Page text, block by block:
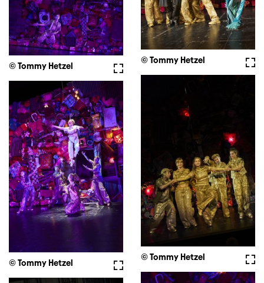
© Tommy Hetzel
Fullscreen
© Tommy Hetzel
© Tommy Hetzel
Fullscreen
© Tommy Hetzel